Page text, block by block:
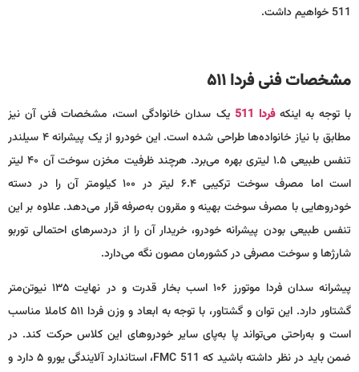
511 خواهیم داشت.
مشخصات فنی فردا۵۱۱
با توجه به اینکهفردا 511یک سدان خانوادگی است، مشخصات فنی آن نیز
مطابق با نیاز خانواده‌ها طراحی شده است. این خودرو از یک پیشرانه ۴ سیلندر
تنفس طبیعی ۱.۵ لیتری بهره می‌برد. هرچند ظرفیت مخزن سوخت آن ۴۰ لیتر
است اما مصرف سوخت ترکیبی ۶.۴ لیتر در ۱۰۰ کیلومتر آن را در دسته
خودروهایی با مصرف سوخت بهینه و مقرون به‌صرفه قرار می‌دهد. علاوه بر این
تنفس طبیعی بودن پیشرانه خودرو، خریدار آن را از دردسرهای احتمالی توربو
شارژها و سوخت مصرفی در کشورمان مصون نگه می‌دارد.
پیشرانه سدان فردا موتورز ۱۰۶ اسب بخار قدرت و در نهایت ۱۳۵ نیوتن‌متر
گشتاور دارد. این توان و گشتاور، با توجه به ابعاد و وزن فردا ۵۱۱ کاملا مناسب
است و به‌راحتی می‌تواند پا به‌پای سایر خودروهای این کلاس حرکت کند. در
ضمن باید در نظر داشته باشید که FMC 511، استاندارد آلایندگی یورو ۵ دارد و